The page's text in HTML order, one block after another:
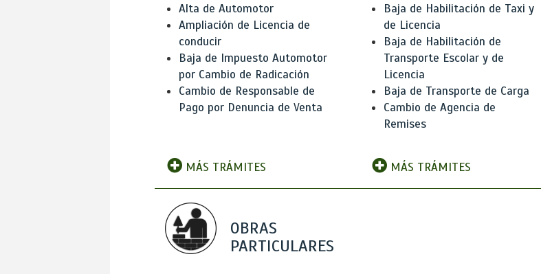
Alta de Automotor
Ampliación de Licencia de
conducir
Baja de Impuesto Automotor
por Cambio de Radicación
Cambio de Responsable de
Pago por Denuncia de Venta
MÁS TRÁMITES
Baja de Habilitación de Taxi y
de Licencia
Baja de Habilitación de
Transporte Escolar y de
Licencia
Baja de Transporte de Carga
Cambio de Agencia de
Remises
MÁS TRÁMITES
OBRAS
PARTICULARES